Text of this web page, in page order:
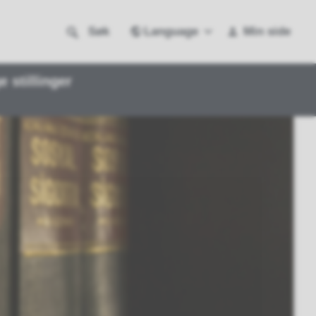
Søk Language Min side
stillinger